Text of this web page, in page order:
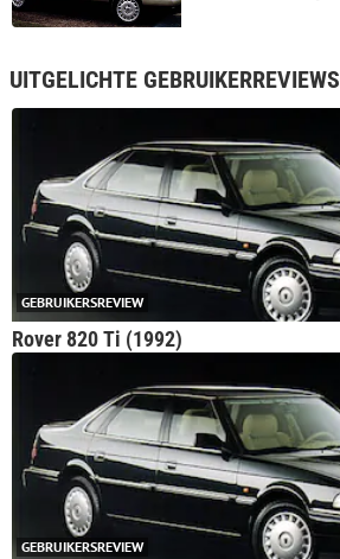
UITGELICHTE GEBRUIKERREVIEWS
GEBRUIKERSREVIEW
Rover 820 Ti (1992)
GEBRUIKERSREVIEW